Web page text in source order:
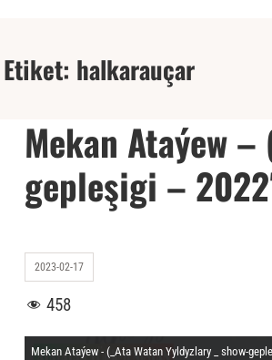
Etiket: halkarauçar
Mekan Ataýew –
gepleşigi –
2023-02-17
458
Mekan Ataýew - (_Ata Watan Yyldyzlary _ show-